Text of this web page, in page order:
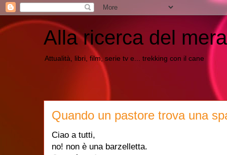
Alla ricerca del
Attualità, libri, film, serie tv e... trekking con il cane
Quando un pastore trova una
Ciao a tutti,
no! non è una barzelletta.